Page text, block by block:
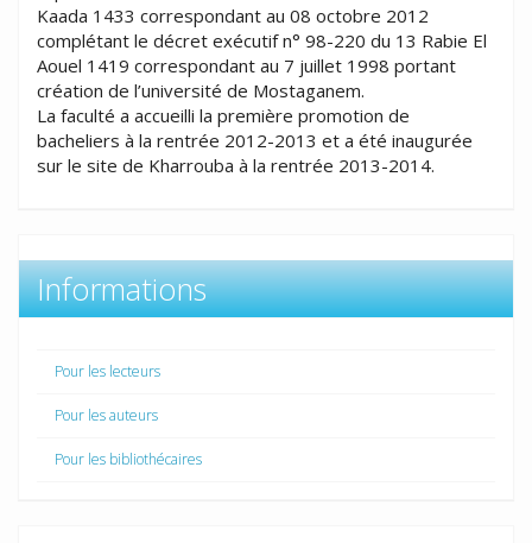
Kaada 1433 correspondant au 08 octobre 2012
complétant le décret exécutif n° 98-220 du 13 Rabie El
Aouel 1419 correspondant au 7 juillet 1998 portant
création de l’université de Mostaganem.
La faculté a accueilli la première promotion de
bacheliers à la rentrée 2012-2013 et a été inaugurée
sur le site de Kharrouba à la rentrée 2013-2014.
Informations
Pour les lecteurs
Pour les auteurs
Pour les bibliothécaires